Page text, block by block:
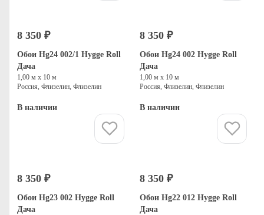
8 350 ₽
Обои Hg24 002/1 Hygge Roll
Дача
1,00 м х 10 м
Россия, Флизелин, Флизелин
В наличии
8 350 ₽
Обои Hg24 002 Hygge Roll
Дача
1,00 м х 10 м
Россия, Флизелин, Флизелин
В наличии
8 350 ₽
Обои Hg23 002 Hygge Roll
Дача
8 350 ₽
Обои Hg22 012 Hygge Roll
Дача